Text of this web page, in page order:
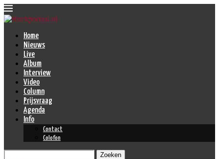
Home
Nieuws
Live
Album
Interview
Video
Column
Prijsvraag
Agenda
Info
Contact
Colofon
Zoeken